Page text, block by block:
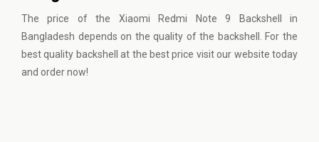
The price of the Xiaomi Redmi Note 9 Backshell in
Bangladesh depends on the quality of the backshell. For the
best quality backshell at the best price visit our website today
and order now!